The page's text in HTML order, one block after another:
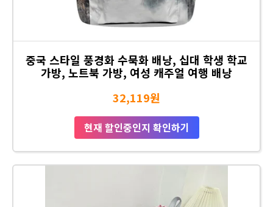
중국 스타일 풍경화 수묵화 배낭, 십대 학생 학교
가방, 노트북 가방, 여성 캐주얼 여행 배낭
32,119원
현재 할인중인지 확인하기